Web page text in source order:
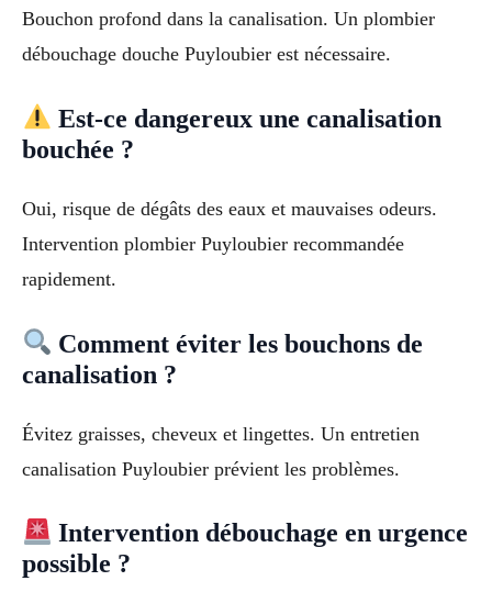
Bouchon profond dans la canalisation. Un plombier
débouchage douche Puyloubier est nécessaire.
Est-ce dangereux une canalisation
bouchée ?
Oui, risque de dégâts des eaux et mauvaises odeurs.
Intervention plombier Puyloubier recommandée
rapidement.
Comment éviter les bouchons de
canalisation ?
Évitez graisses, cheveux et lingettes. Un entretien
canalisation Puyloubier prévient les problèmes.
Intervention débouchage en urgence
possible ?